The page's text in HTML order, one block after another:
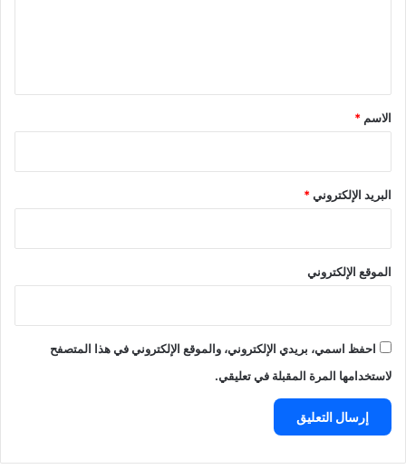
*
الاسم *
البريد الإلكتروني*
الموقع الإلكتروني
احفظ اسمي، بريدي الإلكتروني، والموقع الإلكتروني في هذا المتصفح
لاستخدامها المرة المقبلة في تعليقي.